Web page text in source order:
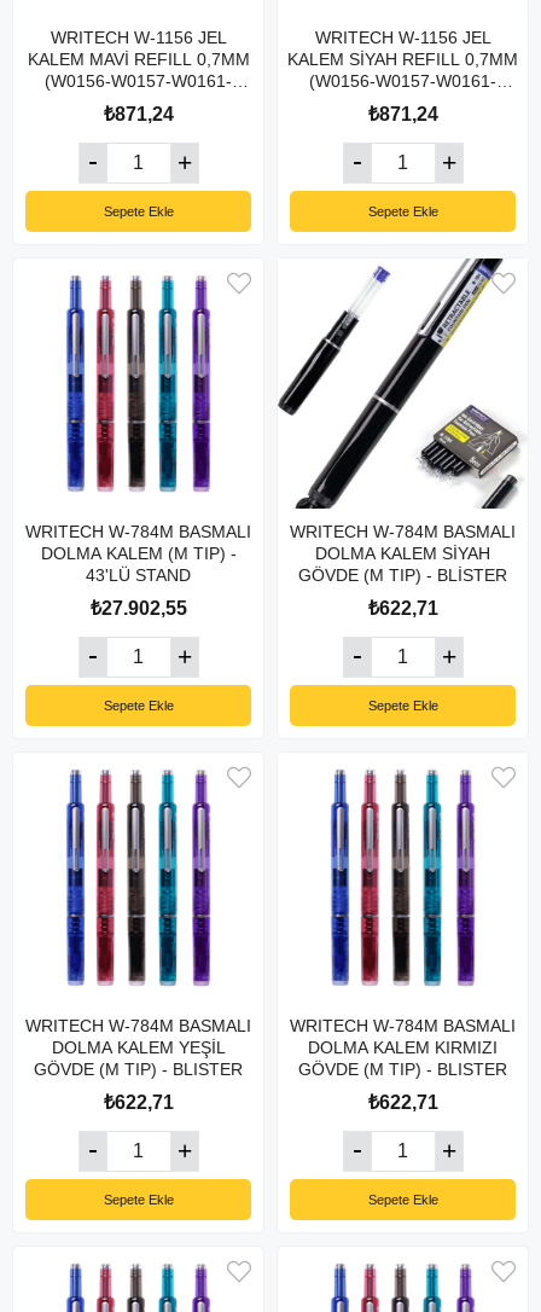
WRITECH W-1156 JEL
KALEM MAVİ REFILL 0,7MM
(W0156-W0157-W0161-
W0163-W0164-W0171) - 20'Lİ
KUTU
₺871,24
Sepete Ekle
WRITECH W-1156 JEL
KALEM SİYAH REFILL 0,7MM
(W0156-W0157-W0161-
W0163-W0164-W0171) - 20'Lİ
KUTU
₺871,24
Sepete Ekle
WRITECH W-784M BASMALI
DOLMA KALEM (M TIP) -
43'LÜ STAND
₺27.902,55
Sepete Ekle
WRITECH W-784M BASMALI
DOLMA KALEM SİYAH
GÖVDE (M TIP) - BLİSTER
₺622,71
Sepete Ekle
WRITECH W-784M BASMALI
DOLMA KALEM YEŞİL
GÖVDE (M TIP) - BLISTER
₺622,71
Sepete Ekle
WRITECH W-784M BASMALI
DOLMA KALEM KIRMIZI
GÖVDE (M TIP) - BLISTER
₺622,71
Sepete Ekle